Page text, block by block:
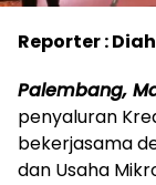
Reporter : Diah
Palembang,
penyaluran
bekerjasama
dan Usaha